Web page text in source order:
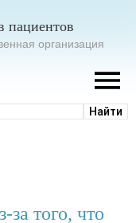
пациентов
организация
за того, что